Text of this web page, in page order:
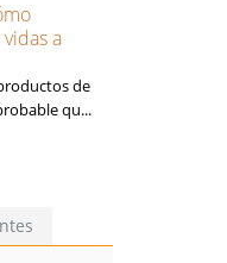
a
de
qu...